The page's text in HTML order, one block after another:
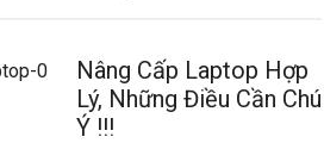
Nâng Cấp Laptop Hợp
Lý, Những Điều Cần Chú
Ý !!!